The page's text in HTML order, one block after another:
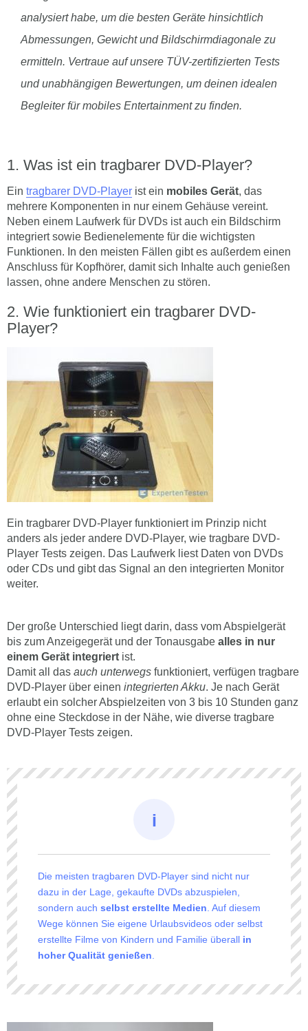
analysiert habe, um die besten Geräte hinsichtlich
Abmessungen, Gewicht und Bildschirmdiagonale zu
ermitteln. Vertraue auf unsere TÜV-zertifizierten Tests
und unabhängigen Bewertungen, um deinen idealen
Begleiter für mobiles Entertainment zu finden.
Was ist ein tragbarer DVD-Player?
Ein tragbarer DVD-Player ist ein mobiles Gerät, das
mehrere Komponenten in nur einem Gehäuse vereint.
Neben einem Laufwerk für DVDs ist auch ein Bildschirm
integriert sowie Bedienelemente für die wichtigsten
Funktionen. In den meisten Fällen gibt es außerdem einen
Anschluss für Kopfhörer, damit sich Inhalte auch genießen
lassen, ohne andere Menschen zu stören.
Wie funktioniert ein tragbarer DVD-
Player?
Ein tragbarer DVD-Player funktioniert im Prinzip nicht
anders als jeder andere DVD-Player, wie tragbare DVD-
Player Tests zeigen. Das Laufwerk liest Daten von DVDs
oder CDs und gibt das Signal an den integrierten Monitor
weiter.
Der große Unterschied liegt darin, dass vom Abspielgerät
bis zum Anzeigegerät und der Tonausgabe alles in nur
einem Gerät integriert ist.
Damit all das auch unterwegs funktioniert, verfügen tragbare
DVD-Player über einen integrierten Akku. Je nach Gerät
erlaubt ein solcher Abspielzeiten von 3 bis 10 Stunden ganz
ohne eine Steckdose in der Nähe, wie diverse tragbare
DVD-Player Tests zeigen.
Die meisten tragbaren DVD-Player sind nicht nur
dazu in der Lage, gekaufte DVDs abzuspielen,
sondern auch selbst erstellte Medien . Auf diesem
Wege können Sie eigene Urlaubsvideos oder selbst
erstellte Filme von Kindern und Familie überall in
hoher Qualität genießen